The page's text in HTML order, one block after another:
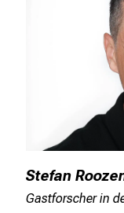
Stefan
Gastforscher in